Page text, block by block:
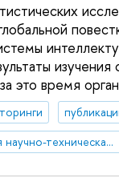
это время
международная научно-техническая политика